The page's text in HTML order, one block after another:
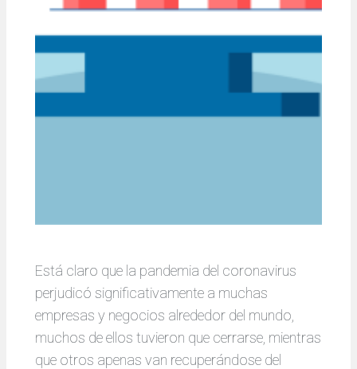
Está claro que la pandemia del coronavirus
perjudicó significativamente a muchas
empresas y negocios alrededor del mundo,
muchos de ellos tuvieron que cerrarse, mientras
que otros apenas van recuperándose del